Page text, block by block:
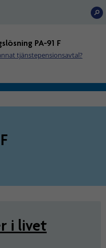
PA-91 F
tjänstepensionsavtal?
i livet